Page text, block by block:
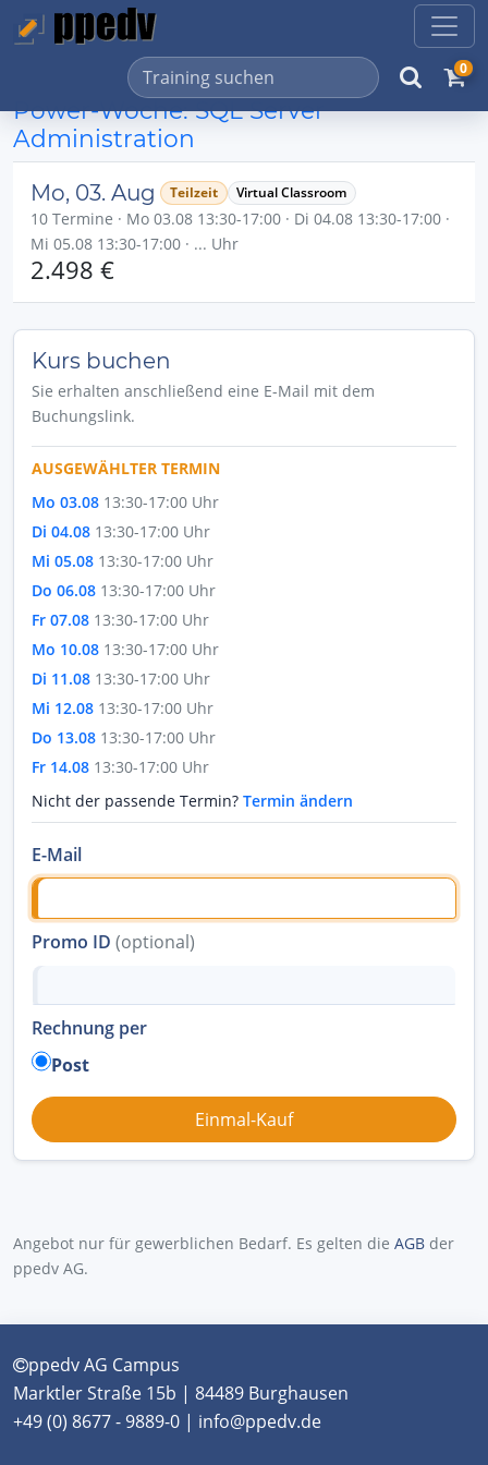
0
Power-Woche: SQL Server
Administration
Mo, 03. Aug Teilzeit Virtual Classroom
10 Termine · Mo 03.08 13:30-17:00 · Di 04.08 13:30-17:00 ·
Mi 05.08 13:30-17:00 · ... Uhr
2.498 €
Kurs buchen
Sie erhalten anschließend eine E-Mail mit dem
Buchungslink.
AUSGEWÄHLTER TERMIN
Mo 03.08 13:30-17:00 Uhr
Di 04.08 13:30-17:00 Uhr
Mi 05.08 13:30-17:00 Uhr
Do 06.08 13:30-17:00 Uhr
Fr 07.08 13:30-17:00 Uhr
Mo 10.08 13:30-17:00 Uhr
Di 11.08 13:30-17:00 Uhr
Mi 12.08 13:30-17:00 Uhr
Do 13.08 13:30-17:00 Uhr
Fr 14.08 13:30-17:00 Uhr
Nicht der passende Termin? Termin ändern
E-Mail
Promo ID (optional)
Rechnung per
Post
Angebot nur für gewerblichen Bedarf. Es gelten die AGB der
ppedv AG.
ppedv AG Campus
Marktler Straße 15b | 84489 Burghausen
+49 (0) 8677 - 9889-0 | info@ppedv.de